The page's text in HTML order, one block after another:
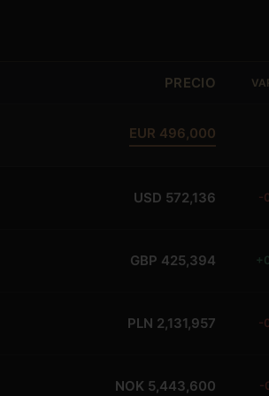
PRECIO
EUR 496,000
USD 572,136 -
GBP 425,394
PLN 2,131,957 -
NOK 5,443,600 -